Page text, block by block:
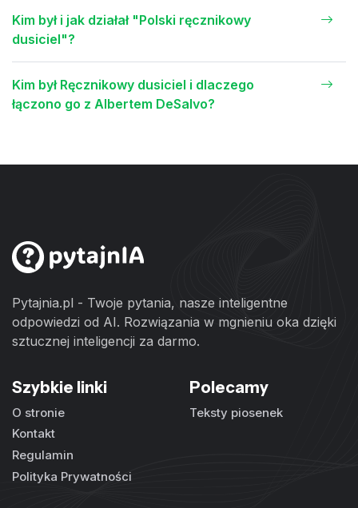
Kim był i jak działał "Polski ręcznikowy
dusiciel"?
Kim był Ręcznikowy dusiciel i dlaczego
łączono go z Albertem DeSalvo?
Pytajnia.pl - Twoje pytania, nasze inteligentne
odpowiedzi od AI. Rozwiązania w mgnieniu oka dzięki
sztucznej inteligencji za darmo.
Szybkie linki
O stronie
Kontakt
Regulamin
Polityka Prywatności
Polecamy
Teksty piosenek